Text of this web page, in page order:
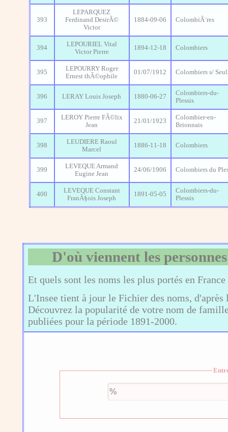
393
LEPARQUEZ
Ferdinand DesirÃ©
Victor
1884-09-06 ColombiÃ¨res
394
LEPOURIEL Vital
Victor Pierre
1894-12-18 Colombiers
395
LEPOURRY Roger
Ernest thÃ©ophile
01/07/1912 Colombiers s/
396 LERAY Louis Joseph 1880-06-27
Colombiers-du-
Plessis
397
LEROY Pierre FÃ©lix
Jean
21/01/1923
Colombier-en-
Brionnais
398
LEUDIERE Raoul
Marcel
1886-11-18 Colombiers
399
LEVEQUE Armand
Eugine Jean
24/06/1906 Colombiers du
400
LEVEQUE Constant
FranÃ§ois Joseph
1891-05-05
Colombiers-du-
Plessis
D'où viennent les
Et quels sont les noms les plus portés en
L'Insee tient à jour le Fichier des noms,
Découvrez la popularité de votre nom de
publiées pour la période 1891-2000.